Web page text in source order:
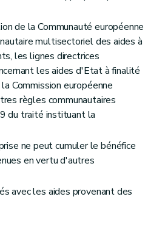
de la Communauté européenne
multisectoriel des aides à
les lignes directrices
les aides d'Etat à finalité
Commission européenne
règles communautaires
du traité instituant la
ne peut cumuler le bénéfice
en vertu d'autres
avec les aides provenant des